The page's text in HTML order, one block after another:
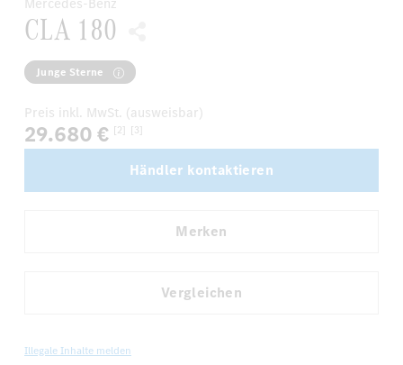
CLA 180
Junge Sterne
Preis inkl. MwSt. (ausweisbar)
29.680 € [2] [3]
Händler kontaktieren
Merken
Vergleichen
Illegale Inhalte melden